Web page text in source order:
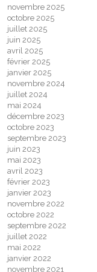
novembre 2025
octobre 2025
juillet 2025
juin 2025
avril 2025
février 2025
janvier 2025
novembre 2024
juillet 2024
mai 2024
décembre 2023
octobre 2023
septembre 2023
juin 2023
mai 2023
avril 2023
février 2023
janvier 2023
novembre 2022
octobre 2022
septembre 2022
juillet 2022
mai 2022
janvier 2022
novembre 2021